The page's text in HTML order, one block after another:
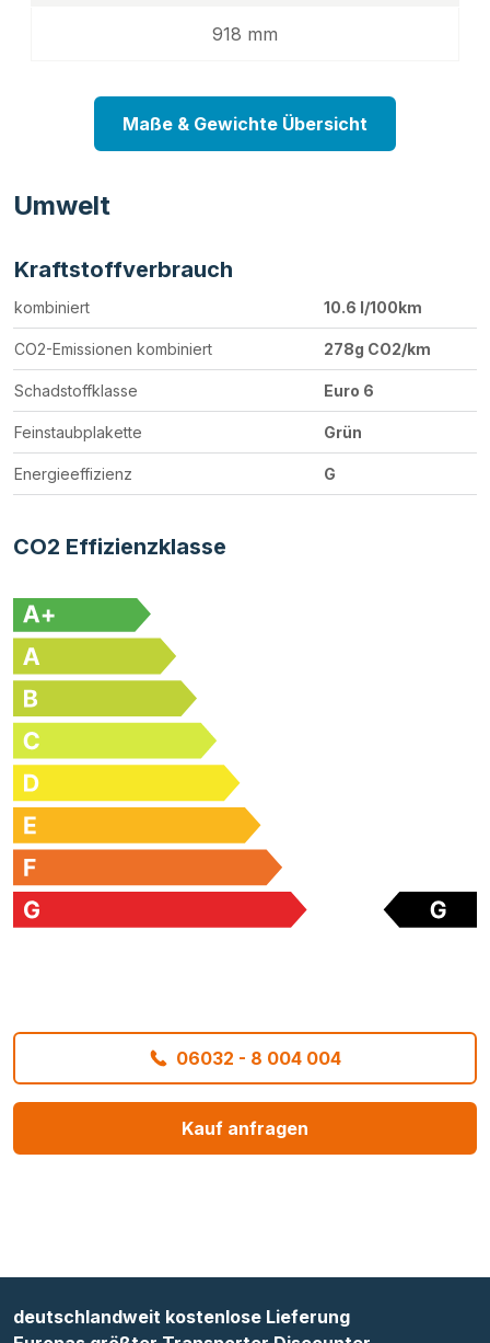
918 mm
Maße & Gewichte Übersicht
Umwelt
Kraftstoffverbrauch
kombiniert 10.6 l/100km
CO2-Emissionen kombiniert 278g CO2/km
Schadstoffklasse Euro 6
Feinstaubplakette Grün
Energieeffizienz G
CO2 Effizienzklasse
06032 - 8 004 004
Kauf anfragen
deutschlandweit kostenlose Lieferung